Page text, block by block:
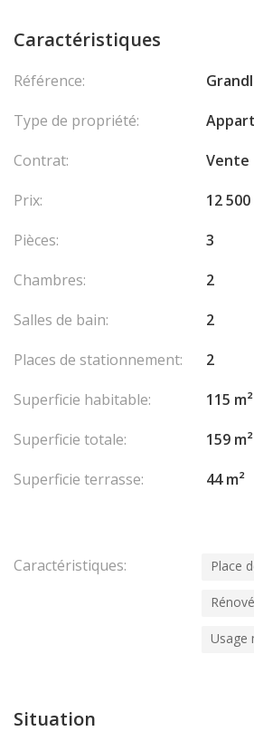
parking double (côte à côte) dans
Caractéristiques
Référence:
Type de propriété:
Contrat:
Vente
Prix:
12
Pièces:
3
Chambres:
2
Salles de bain:
2
Places de stationnement:
2
Superficie habitable:
115 m²
Superficie totale:
159 m²
Superficie terrasse:
44 m²
Caractéristiques: Place
Rénové
Usage
Situation